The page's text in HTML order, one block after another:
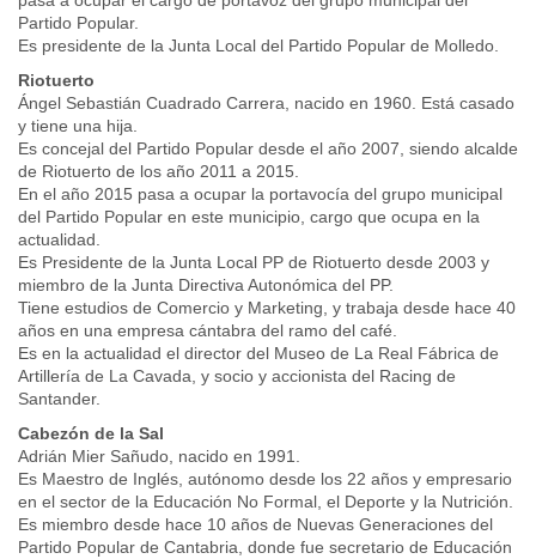
Partido Popular.
Es presidente de la Junta Local del Partido Popular de Molledo.
Riotuerto
Ángel Sebastián Cuadrado Carrera, nacido en 1960. Está casado
y tiene una hija.
Es concejal del Partido Popular desde el año 2007, siendo alcalde
de Riotuerto de los año 2011 a 2015.
En el año 2015 pasa a ocupar la portavocía del grupo municipal
del Partido Popular en este municipio, cargo que ocupa en la
actualidad.
Es Presidente de la Junta Local PP de Riotuerto desde 2003 y
miembro de la Junta Directiva Autonómica del PP.
Tiene estudios de Comercio y Marketing, y trabaja desde hace 40
años en una empresa cántabra del ramo del café.
Es en la actualidad el director del Museo de La Real Fábrica de
Artillería de La Cavada, y socio y accionista del Racing de
Santander.
Cabezón de la Sal
Adrián Mier Sañudo, nacido en 1991.
Es Maestro de Inglés, autónomo desde los 22 años y empresario
en el sector de la Educación No Formal, el Deporte y la Nutrición.
Es miembro desde hace 10 años de Nuevas Generaciones del
Partido Popular de Cantabria, donde fue secretario de Educación